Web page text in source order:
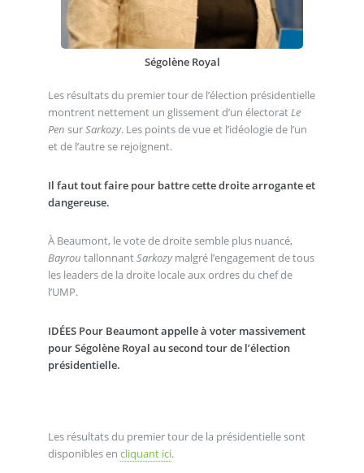
Ségolène Royal
Les résultats du premier tour de l’élection présidentielle
montrent nettement un glissement d’un électoratLe
Pen surSarkozy. Les points de vue et l’idéologie de l’un
et de l’autre se rejoignent.
Il faut tout faire pour battre cette droite arrogante et
dangereuse.
À Beaumont, le vote de droite semble plus nuancé,
Bayrou tallonnantSarkozymalgré l’engagement de tous
les leaders de la droite locale aux ordres du chef de
l’UMP.
IDÉES Pour Beaumont appelle à voter massivement
pour Ségolène Royal au second tour de l’élection
présidentielle.
Les résultats du premier tour de la présidentielle sont
disponibles en cliquant ici.